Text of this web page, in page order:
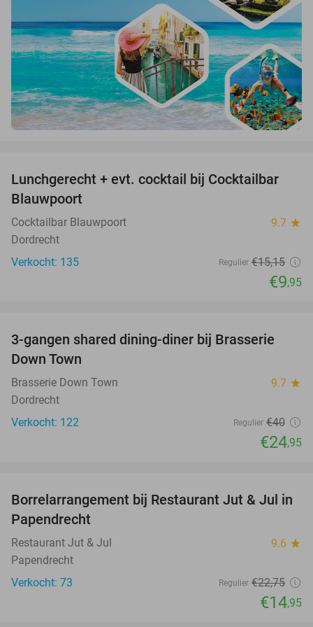
34%
Lunchgerecht + evt. cocktail bij Cocktailbar
Blauwpoort
Cocktailbar Blauwpoort 9.7 star
Dordrecht
Verkocht: 135
Regulier €15,15
€9,95
38%
3-gangen shared dining-diner bij Brasserie
Down Town
Brasserie Down Town 9.7 star
Dordrecht
Verkocht: 122
Regulier €40
€24,95
34%
Borrelarrangement bij Restaurant Jut & Jul in
Papendrecht
Restaurant Jut & Jul 9.6 star
Papendrecht
Verkocht: 73
Regulier €22,75
€14,95